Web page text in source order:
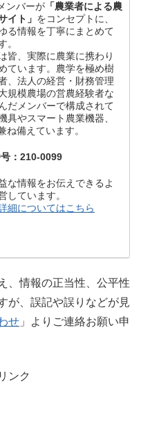
ンバーが 「農業者による農
イト」 をコンセプトに、
る情報を丁寧にまとめて
。
皆、実際に農業に携わり
ています。農学を極め樹
、法人の経営・財務管理
規模農場の営農経験者な
だメンバーで構成されて
具やスマート農業機器、
ね備えています。
：210-0099
な情報をお伝えできるよ
しています。
細についてはこちら
、情報の正当性、公平性
が、誤記や誤りなどが見
せ 」よりご連絡お願い申
ンク